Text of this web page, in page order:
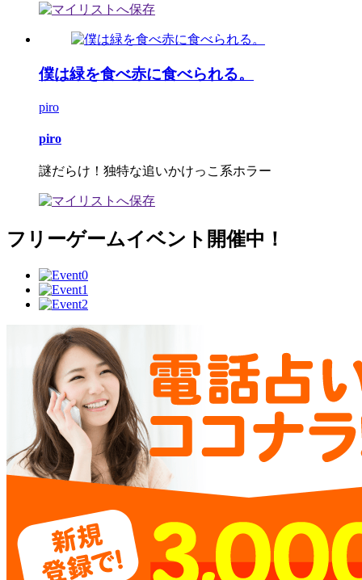
僕は緑を食べ赤に食べられる。
piro
piro
謎だらけ！独特な追いかけっこ系ホラー
フリーゲームイベント開催中！